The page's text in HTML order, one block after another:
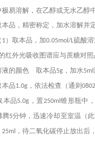
易溶解，在乙醇或无水乙醇
品，精密称定，加水溶解并
1）取本品，加0.05mol/L硫酸
红外光吸收图谱应与蔗糖对
液的颜色 取本品5g ，加水5ml
品1.0g ，依法检查（通则0802
品5.0g ，置250ml锥形瓶中
腾5分钟，迅速冷却至室温（
25ml ，待二氧化碳停止放出后